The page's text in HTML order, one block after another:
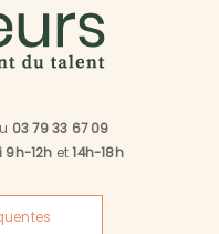
03 79 33 67 09
9h-12h et14h-18h